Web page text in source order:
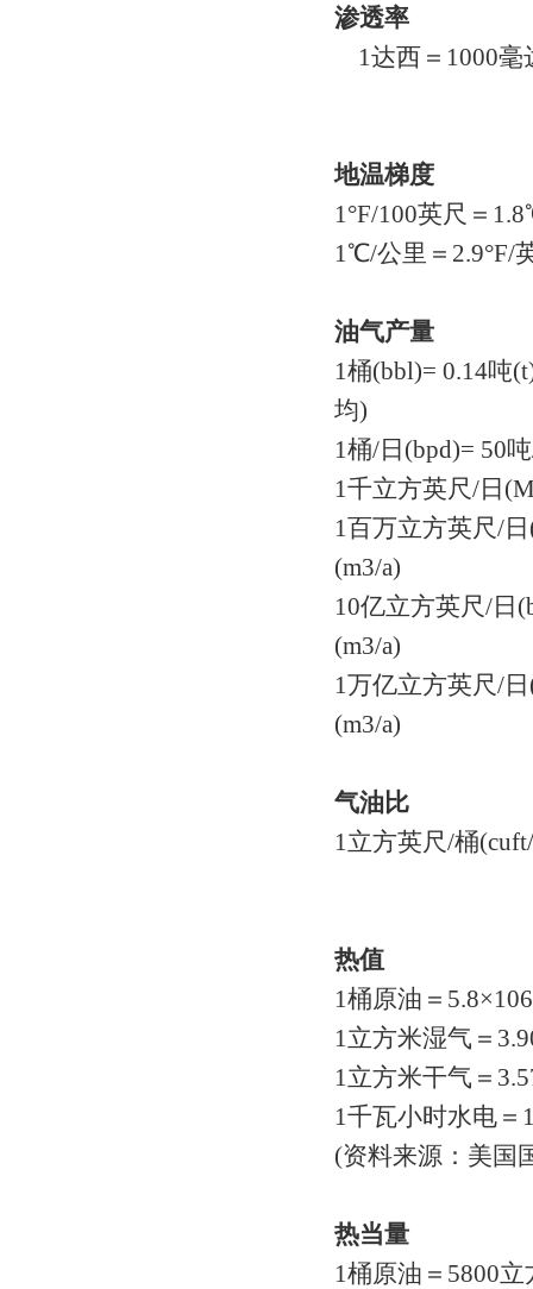
渗透率
1达西＝1000
地温梯度
1°F/100英尺
1℃/公里＝2.9°F/
油气产量
1桶(bbl)= 0.14
均)
1桶/日(bpd)= 50
1千立方英尺/日
1百万立方英尺/
(m3/a)
10亿立方英尺/日
(m3/a)
1万亿立方英尺/
(m3/a)
气油比
1立方英尺/桶
热值
1桶原油＝
1立方米湿气＝
1立方米干气＝
1千瓦小时水电
(资料来源：美国
热当量
1桶原油＝5800